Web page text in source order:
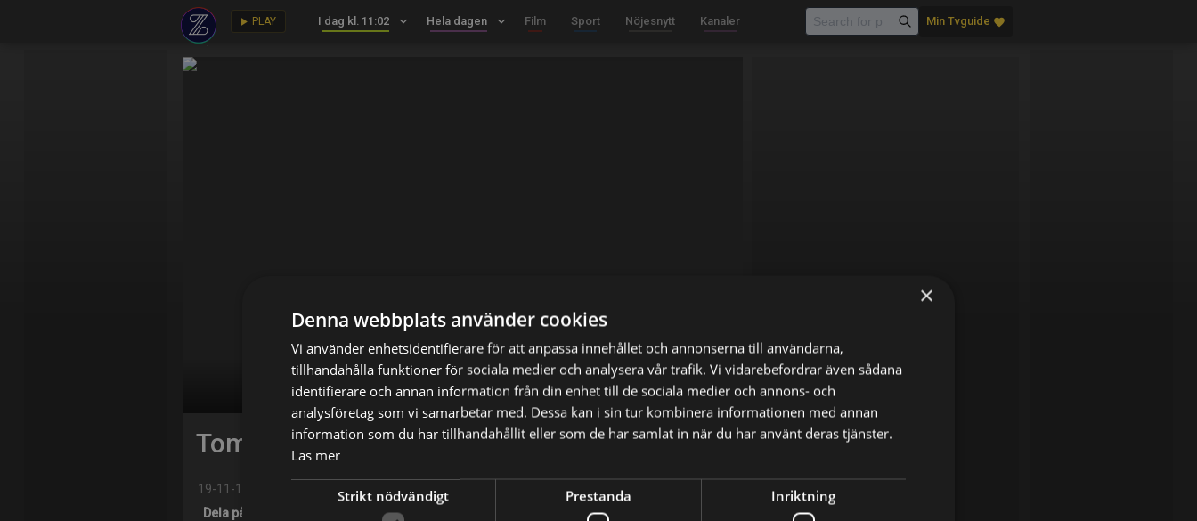
play_arrow PLAY I dag kl. 11:02 keyboard_arrow_down Hela dagen keyboard_arrow_down Film Sport Nöjesnytt Kanaler Min Tvguide favorite
Tom Virtue
19-11-1957
Förenta staterna
Dela på
×
Denna webbplats använder cookies
Vi använder enhetsidentifierare för att anpassa innehållet och annonserna till användarna,
tillhandahålla funktioner för sociala medier och analysera vår trafik. Vi vidarebefordrar även sådana
identifierare och annan information från din enhet till de sociala medier och annons- och
analysföretag som vi samarbetar med. Dessa kan i sin tur kombinera informationen med annan
information som du har tillhandahållit eller som de har samlat in när du har använt deras tjänster.
Läs mer
Strikt nödvändigt Prestanda Inriktning